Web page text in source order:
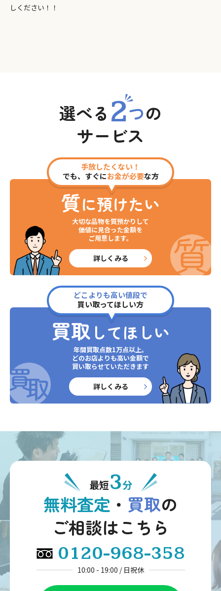
しください！！
選べる 2つの
サービス
手放したくない！
でも、すぐにお金が必要な方
質に預けたい
大切な品物を質預かりして
価値に見合った金額を
ご用意します。
詳しくみる
どこよりも高い値段で
買い取ってほしい方
買取 してほしい
年間買取点数1万点以上。
どのお店よりも高い金額で
買い取らせていただきます
詳しくみる
最短3分
無料査定 ・ 買取の
ご相談はこちら
0120-968-358
10:00 - 19:00 / 日祝休